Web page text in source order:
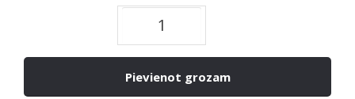
Pievienot grozam